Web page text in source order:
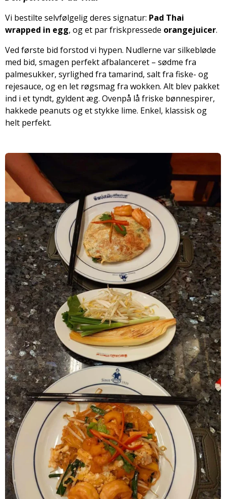
Vi bestilte selvfølgelig deres signatur: Pad Thai
wrapped in egg, og et par friskpressede orangejuicer.
Ved første bid forstod vi hypen. Nudlerne var silkebløde
med bid, smagen perfekt afbalanceret – sødme fra
palmesukker, syrlighed fra tamarind, salt fra fiske- og
rejesauce, og en let røgsmag fra wokken. Alt blev pakket
ind i et tyndt, gyldent æg. Ovenpå lå friske bønnespirer,
hakkede peanuts og et stykke lime. Enkel, klassisk og
helt perfekt.